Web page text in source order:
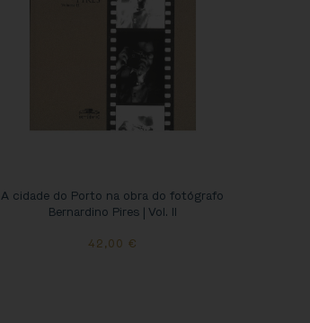
A cidade do Porto na obra do fotógrafo
Bernardino Pires | Vol. II
42,00 €